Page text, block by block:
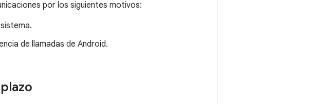
por los siguientes motivos:
de llamadas de Android.